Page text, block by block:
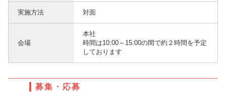
実施方法 対面
会場
本社
時間は10:00～15:00の間で約２時間を予定
しております
募集・応募